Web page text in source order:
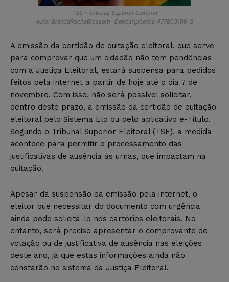
TSE – Tribunal Superior Eleitoral
Autor BrendaRochaBlossom _Depositphotos_477863100_S
A emissão da certidão de quitação eleitoral, que serve
para comprovar que um cidadão não tem pendências
com a Justiça Eleitoral, estará suspensa para pedidos
feitos pela internet a partir de hoje até o dia 7 de
novembro. Com isso, não será possível solicitar,
dentro deste prazo, a emissão da certidão de quitação
eleitoral pelo Sistema Elo ou pelo aplicativo e-Título.
Segundo o Tribunal Superior Eleitoral (TSE), a medida
acontece para permitir o processamento das
justificativas de ausência às urnas, que impactam na
quitação.
Apesar da suspensão da emissão pela internet, o
eleitor que necessitar do documento com urgência
ainda pode solicitá-lo nos cartórios eleitorais. No
entanto, será preciso apresentar o comprovante de
votação ou de justificativa de ausência nas eleições
deste ano, já que estas informações ainda não
constarão no sistema da Justiça Eleitoral.